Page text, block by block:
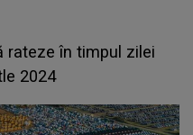
rateze în timpul zilei
2024